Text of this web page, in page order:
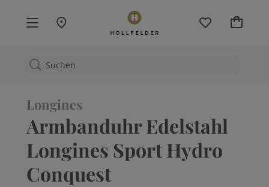
Mein
Longines
Armbanduhr Edelstahl
Longines Sport Hydro
Conquest